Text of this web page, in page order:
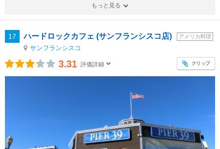
もっと見る
17 ハードロックカフェ (サンフランシスコ店) アメリカ料理
サンフランシスコ
3.31 評価詳細 クリップ